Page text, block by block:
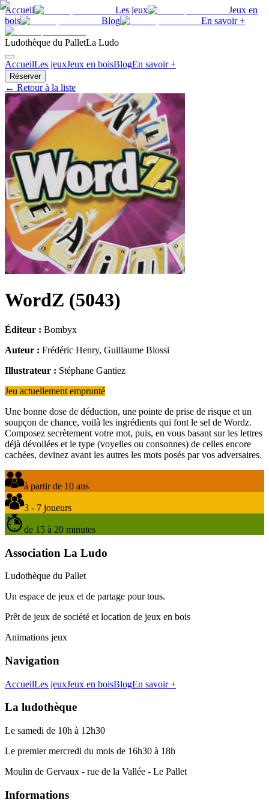
Accueil Les jeux
Jeux en
bois
Blog En savoir +
Ludothèque du PalletLa Ludo
AccueilLes jeuxJeux en boisBlogEn savoir +
Réserver
← Retour à la liste
WordZ (5043)
Éditeur : Bombyx
Auteur : Frédéric Henry, Guillaume Blossi
Illustrateur : Stéphane Gantiez
Jeu actuellement emprunté
Une bonne dose de déduction, une pointe de prise de risque et un
soupçon de chance, voilà les ingrédients qui font le sel de Wordz.
Composez secrètement votre mot, puis, en vous basant sur les lettres
déjà dévoilées et le type (voyelles ou consonnes) de celles encore
cachées, devinez avant les autres les mots posés par vos adversaires.
à partir de 10 ans
3 - 7 joueurs
de 15 à 20 minutes
Association La Ludo
Ludothèque du Pallet
Un espace de jeux et de partage pour tous.
Prêt de jeux de société et location de jeux en bois
Animations jeux
Navigation
AccueilLes jeuxJeux en boisBlogEn savoir +
La ludothèque
Le samedi de 10h à 12h30
Le premier mercredi du mois de 16h30 à 18h
Moulin de Gervaux - rue de la Vallée - Le Pallet
Informations